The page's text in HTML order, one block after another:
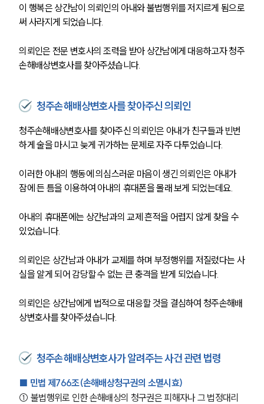
이 행복은 상간남이 의뢰인의 아내와 불법행위를 저지르게 됨으로
써 사라지게 되었습니다.
의뢰인은 전문 변호사의 조력을 받아 상간남에게 대응하고자 청주
손해배상변호사를 찾아주셨습니다.
청주손해배상변호사를 찾아주신 의뢰인
청주손해배상변호사를 찾아주신 의뢰인은 아내가 친구들과 빈번
하게 술을 마시고 늦게 귀가하는 문제로 자주 다투었습니다.
이러한 아내의 행동에 의심스러운 마음이 생긴 의뢰인은 아내가
잠에 든 틈을 이용하여 아내의 휴대폰을 몰래 보게 되었는데요.
아내의 휴대폰에는 상간남과의 교제 흔적을 어렵지 않게 찾을 수
있었습니다.
의뢰인은 상간남과 아내가 교제를 하며 부정행위를 저질렀다는 사
실을 알게 되어 감당할 수 없는 큰 충격을 받게 되었습니다.
의뢰인은 상간남에게 법적으로 대응할 것을 결심하여 청주손해배
상변호사를 찾아주셨습니다.
청주손해배상변호사가 알려주는 사건 관련 법령
■ 민법 제766조(손해배상청구권의 소멸시효)
① 불법행위로 인한 손해배상의 청구권은 피해자나 그 법정대리